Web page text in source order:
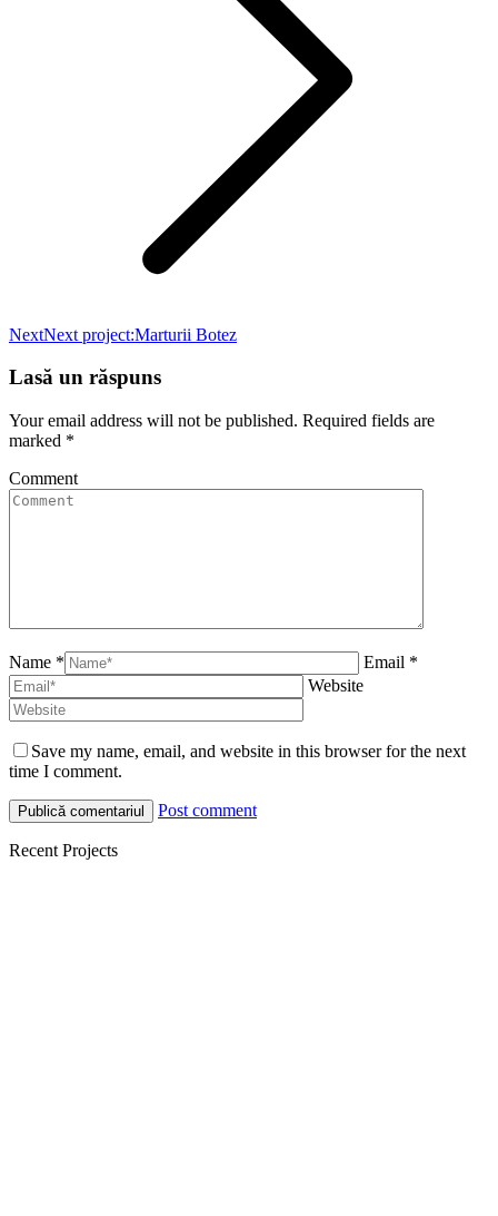
NextNext project:Marturii Botez
Lasă un răspuns
Your email address will not be published. Required fields are
marked *
Comment
Name *
Email *
Website
Save my name, email, and website in this browser for the next
time I comment.
Post comment
Recent Projects